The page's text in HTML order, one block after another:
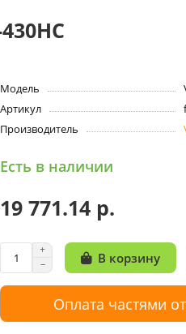
Модель
Артикул
Производитель
Есть в наличии
19 771.14 р.
В корзину
Оплата частями